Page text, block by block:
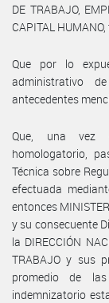
DE TRABAJO,
CAPITAL
Que por lo
administrativo
antecedentes
Que, una vez
homologatorio,
Técnica sobre
efectuada
entonces
y su consecuente
la DIRECCIÓN
TRABAJO y sus
promedio de
indemnizatorio